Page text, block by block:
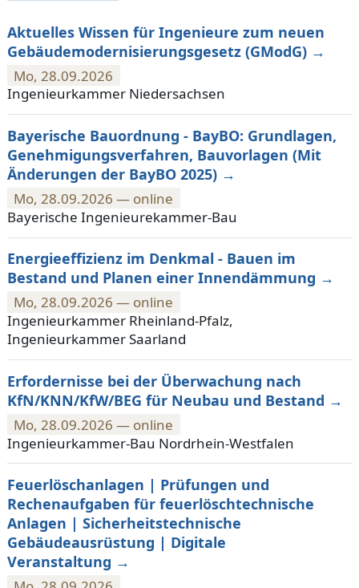
Aktuelles Wissen für Ingenieure zum neuen
Gebäudemodernisierungsgesetz (GModG)
Mo, 28.09.2026
Ingenieurkammer Niedersachsen
Bayerische Bauordnung - BayBO: Grundlagen,
Genehmigungsverfahren, Bauvorlagen (Mit
Änderungen der BayBO 2025)
Mo, 28.09.2026 — online
Bayerische Ingenieurekammer-Bau
Energieeffizienz im Denkmal - Bauen im
Bestand und Planen einer Innendämmung
Mo, 28.09.2026 — online
Ingenieurkammer Rheinland-Pfalz,
Ingenieurkammer Saarland
Erfordernisse bei der Überwachung nach
KfN/KNN/KfW/BEG für Neubau und Bestand
Mo, 28.09.2026 — online
Ingenieurkammer-Bau Nordrhein-Westfalen
Feuerlöschanlagen | Prüfungen und
Rechenaufgaben für feuerlöschtechnische
Anlagen | Sicherheitstechnische
Gebäudeausrüstung | Digitale
Veranstaltung